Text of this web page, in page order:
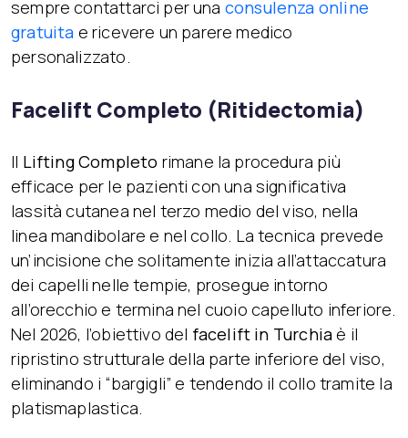
sempre contattarci per una consulenza online
gratuita e ricevere un parere medico
personalizzato.
Facelift Completo (Ritidectomia)
Il Lifting Completo rimane la procedura più
efficace per le pazienti con una significativa
lassità cutanea nel terzo medio del viso, nella
linea mandibolare e nel collo. La tecnica prevede
un’incisione che solitamente inizia all’attaccatura
dei capelli nelle tempie, prosegue intorno
all’orecchio e termina nel cuoio capelluto inferiore.
Nel 2026, l’obiettivo del facelift in Turchiaè il
ripristino strutturale della parte inferiore del viso,
eliminando i “bargigli” e tendendo il collo tramite la
platismaplastica.